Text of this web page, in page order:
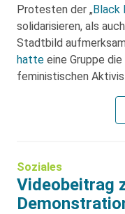
Protesten der „Black
solidarisieren, als
Stadtbild
hatte eine Gruppe
feministischen
Soziales
Videobeitrag